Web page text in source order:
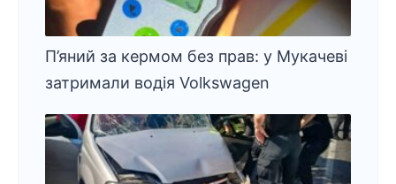
П’яний за кермом без прав: у Мукачеві
затримали водія Volkswagen